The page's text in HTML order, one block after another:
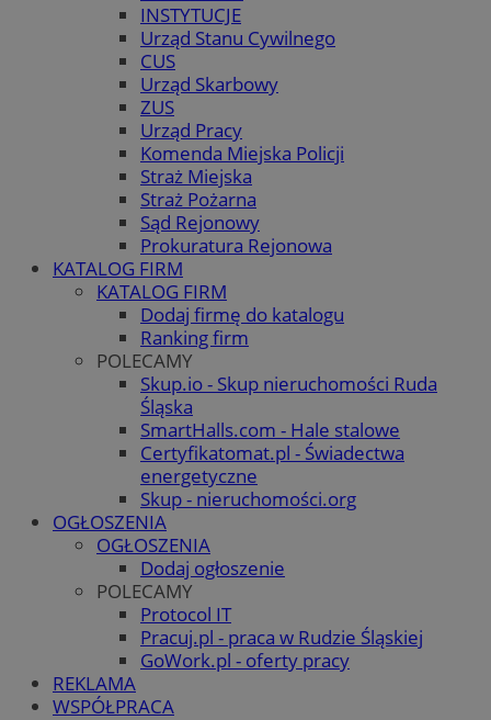
INSTYTUCJE
Urząd Stanu Cywilnego
CUS
Urząd Skarbowy
ZUS
Urząd Pracy
Komenda Miejska Policji
Straż Miejska
Straż Pożarna
Sąd Rejonowy
Prokuratura Rejonowa
KATALOG FIRM
KATALOG FIRM
Dodaj firmę do katalogu
Ranking firm
POLECAMY
Skup.io - Skup nieruchomości Ruda
Śląska
SmartHalls.com - Hale stalowe
Certyfikatomat.pl - Świadectwa
energetyczne
Skup - nieruchomości.org
OGŁOSZENIA
OGŁOSZENIA
Dodaj ogłoszenie
POLECAMY
Protocol IT
Pracuj.pl - praca w Rudzie Śląskiej
GoWork.pl - oferty pracy
REKLAMA
WSPÓŁPRACA